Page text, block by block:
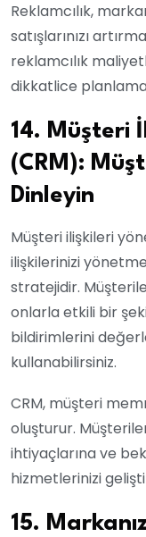
Reklamcılık,
satışlarınızı
reklamcılık
dikkatlice
14. Müşteri
(CRM):
Dinleyin
Müşteri ilişkileri
ilişkilerinizi
stratejidir.
onlarla etkili bir
bildirimlerini
kullanabilirsiniz.
CRM, müşteri
oluşturur.
ihtiyaçlarına ve
hizmetlerinizi
15.